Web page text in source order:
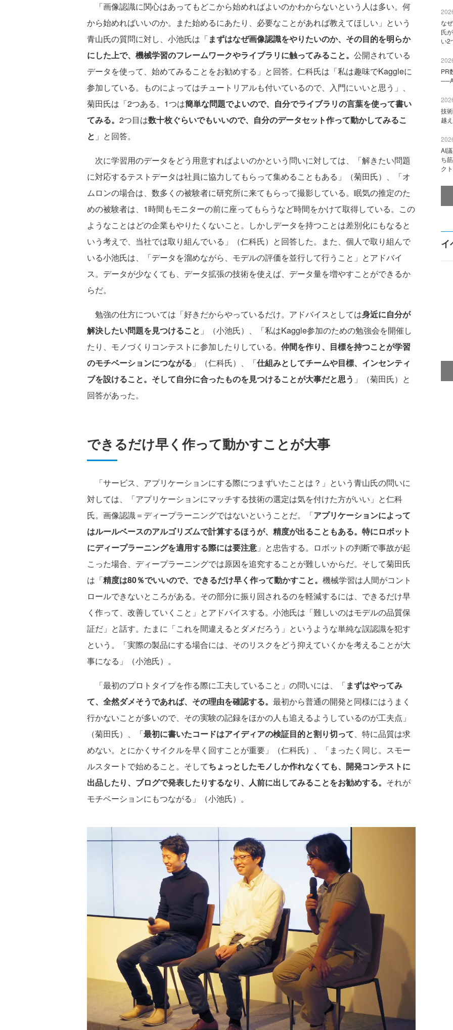
「画像認識に関心はあってもどこから始めればよいのかわからないという人は多い。何
から始めればいいのか。また始めるにあたり、必要なことがあれば教えてほしい」という
青山氏の質問に対し、小池氏は「まずはなぜ画像認識をやりたいのか、その目的を明らか
にした上で、機械学習のフレームワークやライブラリに触ってみること。 公開されている
データを使って、始めてみることをお勧めする」と回答。仁科氏は「私は趣味でKaggleに
参加している。ものによってはチュートリアルも付いているので、入門にいいと思う」、
菊田氏は「2つある。1つは簡単な問題でよいので、自分でライブラリの言葉を使って書い
てみる。 2つ目は数十枚ぐらいでもいいので、自分のデータセット作って動かしてみるこ
と 」と回答。
次に学習用のデータをどう用意すればよいのかという問いに対しては、「解きたい問題
に対応するテストデータは社員に協力してもらって集めることもある」（菊田氏）、「オ
ムロンの場合は、数多くの被験者に研究所に来てもらって撮影している。眠気の推定のた
めの被験者は、1時間もモニターの前に座ってもらうなど時間をかけて取得している。この
ようなことはどの企業もやりたくないこと。しかしデータを持つことは差別化にもなると
いう考えで、当社では取り組んでいる」（仁科氏）と回答した。また、個人で取り組んで
いる小池氏は、「データを溜めながら、モデルの評価を並行して行うこと」とアドバイ
ス。データが少なくても、データ拡張の技術を使えば、データ量を増やすことができるか
らだ。
勉強の仕方については「好きだからやっているだけ。アドバイスとしては身近に自分が
解決したい問題を見つけること 」（小池氏）、「私はKaggle参加のための勉強会を開催し
たり、モノづくりコンテストに参加したりしている。 仲間を作り、目標を持つことが学習
のモチベーションにつながる 」（仁科氏）、「仕組みとしてチームや目標、インセンティ
ブを設けること。そして自分に合ったものを見つけることが大事だと思う 」（菊田氏）と
回答があった。
できるだけ早く作って動かすことが大事
「サービス、アプリケーションにする際につまずいたことは？」という青山氏の問いに
対しては、「アプリケーションにマッチする技術の選定は気を付けた方がいい」と仁科
氏。画像認識＝ディープラーニングではないということだ。「アプリケーションによって
はルールベースのアルゴリズムで計算するほうが、精度が出ることもある。特にロボット
にディープラーニングを適用する際には要注意 」と忠告する。ロボットの判断で事故が起
こった場合、ディープラーニングでは原因を追究することが難しいからだ。そして菊田氏
は「精度は80％でいいので、できるだけ早く作って動かすこと。 機械学習は人間がコント
ロールできないところがある。その部分に振り回されるのを軽減するには、できるだけ早
く作って、改善していくこと」とアドバイスする。小池氏は「難しいのはモデルの品質保
証だ」と話す。たまに「これを間違えるとダメだろう」というような単純な誤認識を犯す
という。「実際の製品にする場合には、そのリスクをどう抑えていくかを考えることが大
事になる」（小池氏）。
「最初のプロトタイプを作る際に工夫していること」の問いには、「まずはやってみ
て、全然ダメそうであれば、その理由を確認する。 最初から普通の開発と同様にはうまく
行かないことが多いので、その実験の記録をほかの人も追えるようしているのが工夫点」
（菊田氏）、「最初に書いたコードはアイディアの検証目的と割り切って、特に品質は求
めない。とにかくサイクルを早く回すことが重要」（仁科氏）、「まったく同じ。スモー
ルスタートで始めること。そしてちょっとしたモノしか作れなくても、開発コンテストに
出品したり、ブログで発表したりするなり、人前に出してみることをお勧めする。 それが
モチベーションにもつながる」（小池氏）。
な
氏
い2
PR
技
越
AI
ち
ク
イ